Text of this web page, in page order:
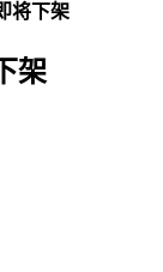
将下架
架